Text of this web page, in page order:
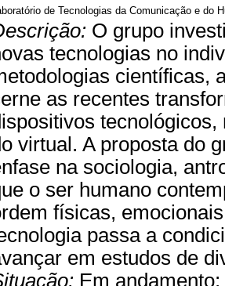
de Tecnologias da Comunicação e do
O grupo
tecnologias no
científicas,
as recentes
virtual. A proposta do
na sociologia,
o ser humano
físicas,
passa a
em estudos de
Em andamento;